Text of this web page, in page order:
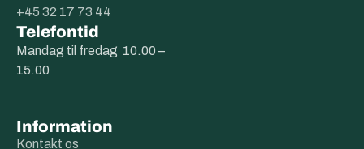
+45 32 17 73 44
Telefontid
Mandag til fredag 10.00 –
15.00
Information
Kontakt os